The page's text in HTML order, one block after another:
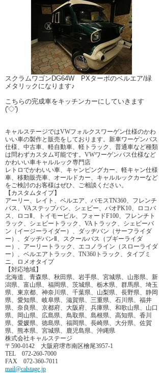
スクラムワゴンDG64W PXターボのベルエア/緑
メタリックになります♪
こちらの完成車をキッチンカーにしていきます
('◇')ゞ
キャルステージではVWフォルクスワーゲン仕様のかわ
いい車の製作と販売をしております。新車ワーゲンバス
仕様、中古車、軽自動車、軽トラック、普通車など種類
は問わずカスタム可能です。VWワーゲンバス仕様など
かわいい車キャルルック専門店
レトロでかわいい車、キャンピングカー、軽キャン仕様
車、移動販売車、オールドカー、キャルルックカーなど
をご検討のお客様はぜひ、ご相談ください。
【カスタムタイプ】
アーリー、レイト、ベルエア、バモスTN360、フレンチ
バス、VAステップバン、シェビー、パオPK10、ロコバ
ス、ロコⅡ、トイモービル、フォードF100、フレンチト
ラック、シェビートラック、VAトラック、シェビーバ
ン（イージーライダー）、ダッヂバン（サーフライダ
ー）、ダッヂバンⅡ、スクールバス（ブギーライダ
ー）、アーリートラック、エコノライン（スローライダ
ー）、ベルエアトラック、TN360トラック、タイプミ
ニ、ロメオタイプ
【対応地域】
北海道、青森県、秋田県、岩手県、宮城県、山形県、新
潟県、富山県、福岡県、茨城県、栃木県、群馬県、埼玉
県、東京都、神奈川県、千葉県、山梨県、長野県、静岡
県、愛知県、岐阜県、滋賀県、三重県、石川県、福井
県、奈良県、京都府、大阪府、兵庫県、和歌山県、山口
県、岡山県、広島県、鳥取県、島根県、高知県、香川
県、愛媛県、徳島県、福岡県、長崎県、大分県、佐賀
県、熊本県、宮城県、鹿児島県、沖縄県
株式会社キャルステージ
〒590-0142 大阪府堺市南区檜尾3957-1
TEL 072-260-7000
FAX 072-360-7011
mail@calstage.jp